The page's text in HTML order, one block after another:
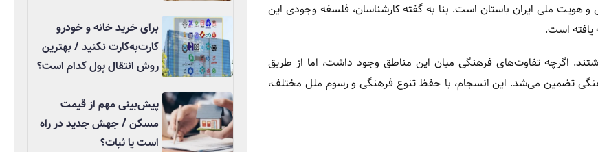
هویت ملی ایران باستان است. بنا به گفته کارشناسان، فلسفه وجودی این
یافته است.
باستان قرار داشتند. اگرچه تفاوت‌های فرهنگی میان این مناطق وجود داشت، اما از طریق
تضمین می‌شد. این انسجام، با حفظ تنوع فرهنگی و رسوم ملل مختلف،
برای خرید خانه و خودرو
کارت‌به‌کارت نکنید / بهترین
روش انتقال پول کدام است؟
پیش‌بینی مهم از قیمت
مسکن / جهش جدید در راه
است یا ثبات؟